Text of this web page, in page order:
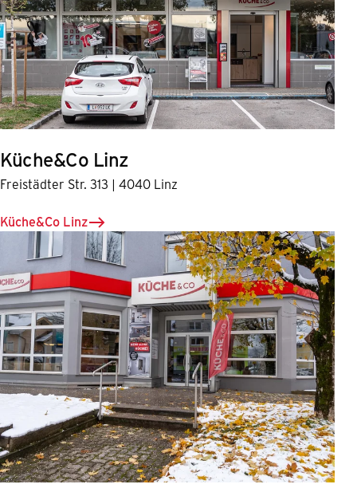
Küche&Co Linz
Freistädter Str. 313 | 4040 Linz
Küche&Co Linz